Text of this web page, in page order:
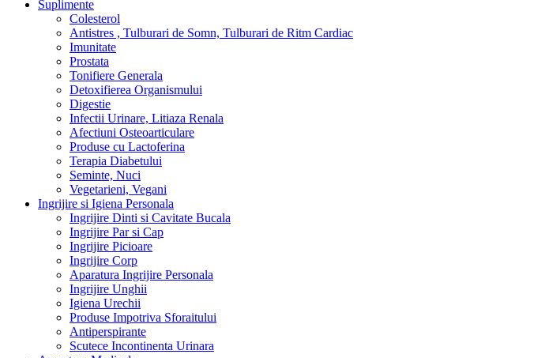
Suplimente
Colesterol
Antistres , Tulburari de Somn, Tulburari de Ritm Cardiac
Imunitate
Prostata
Tonifiere Generala
Detoxifierea Organismului
Digestie
Infectii Urinare, Litiaza Renala
Afectiuni Osteoarticulare
Produse cu Lactoferina
Terapia Diabetului
Seminte, Nuci
Vegetarieni, Vegani
Ingrijire si Igiena Personala
Ingrijire Dinti si Cavitate Bucala
Ingrijire Par si Cap
Ingrijire Picioare
Ingrijire Corp
Aparatura Ingrijire Personala
Ingrijire Unghii
Igiena Urechii
Produse Impotriva Sforaitului
Antiperspirante
Scutece Incontinenta Urinara